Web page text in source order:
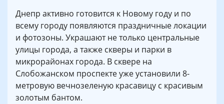
Днепр активно готовится к Новому году и по
всему городу появляются праздничные локации
и фотозоны. Украшают не только центральные
улицы города, а также скверы и парки в
микрорайонах города. В сквере на
Слобожанском проспекте уже установили 8-
метровую вечнозеленую красавицу с красивым
золотым бантом.